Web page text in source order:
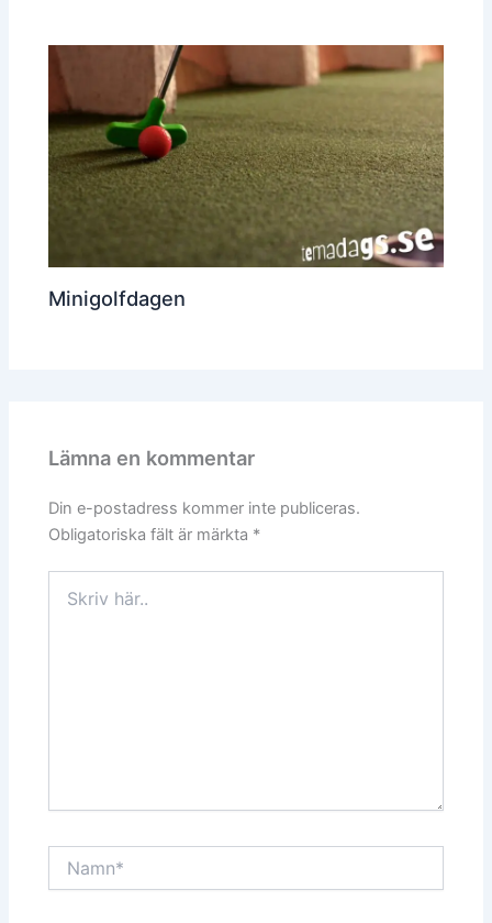
Minigolfdagen
Lämna en kommentar
Din e-postadress kommer inte publiceras.
Obligatoriska fält är märkta *
här..